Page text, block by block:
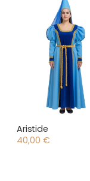
Aristide
40,00 €